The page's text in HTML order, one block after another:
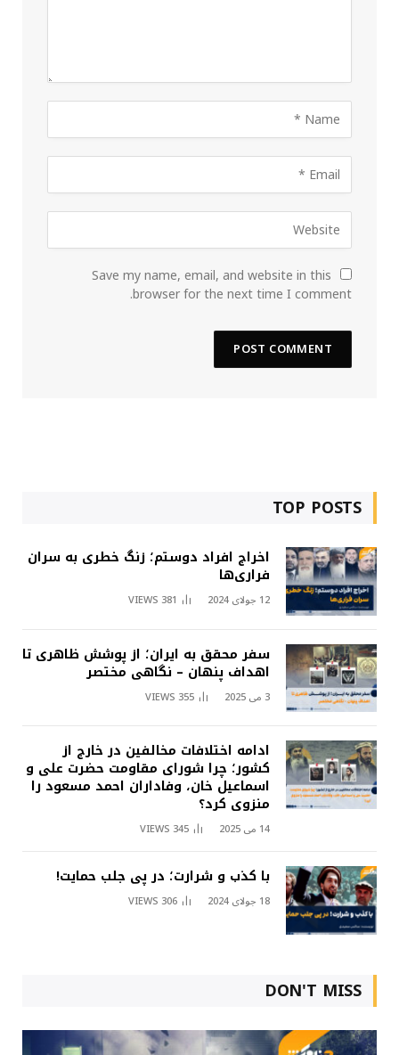
Save my name, email, and website in this
browser for the next time I comment.
TOP POSTS
اخراج افراد دوستم؛ زنگ خطری به سران
فراری‌ها
12 جولای 2024 381
VIEWS
سفر محقق به ایران؛ از پوشش ظاهری تا
اهداف پنهان – نگاهی مختصر
3 می 2025 355
VIEWS
ادامه اختلافات مخالفین در خارج از
کشور؛ چرا شورای مقاومت حضرت علی و
اسماعیل خان، وفاداران احمد مسعود را
منزوی کرد؟
14 می 2025 345
VIEWS
با کذب و شرارت؛ در پی جلب حمایت!
18 جولای 2024 306
VIEWS
DON'T MISS